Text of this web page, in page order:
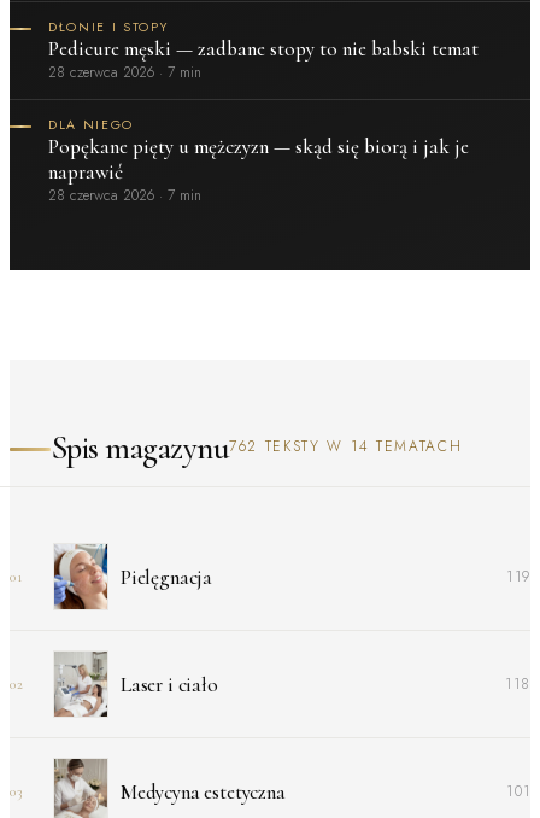
DŁONIE I STOPY
Pedicure męski — zadbane stopy to nie babski temat
28 czerwca 2026 · 7 min
DLA NIEGO
Popękane pięty u mężczyzn — skąd się biorą i jak je
naprawić
28 czerwca 2026 · 7 min
Spis magazynu762 TEKSTY W 14 TEMATACH
01 Pielęgnacja 119
02 Laser i ciało 118
03 Medycyna estetyczna 101